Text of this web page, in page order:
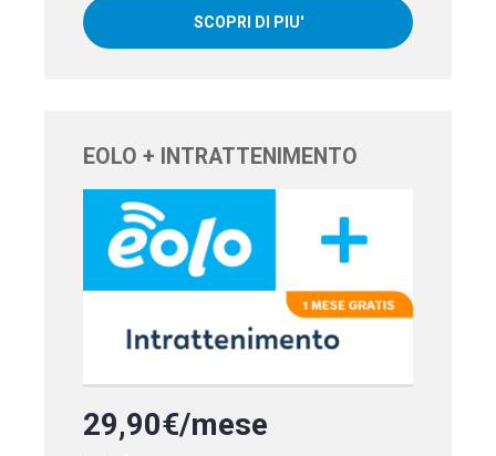
SCOPRI DI PIU'
EOLO + INTRATTENIMENTO
29,90€/mese